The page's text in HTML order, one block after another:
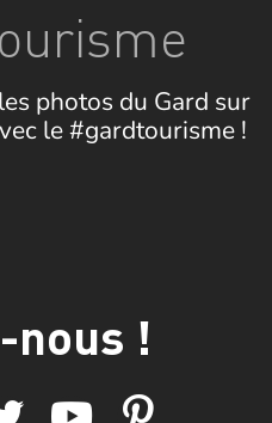
photos du Gard sur
le #gardtourisme !
nous !